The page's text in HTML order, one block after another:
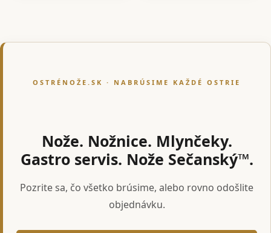
OSTRÉNOŽE.SK · NABRÚSIME KAŽDÉ OSTRIE
Nože. Nožnice. Mlynčeky.
Gastro servis. Nože Sečanský™.
Pozrite sa, čo všetko brúsime, alebo rovno odošlite
objednávku.